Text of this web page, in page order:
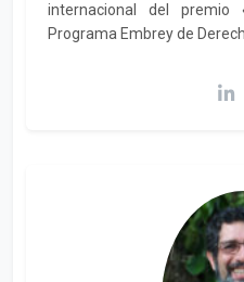
internacional del premio
Programa Embrey de